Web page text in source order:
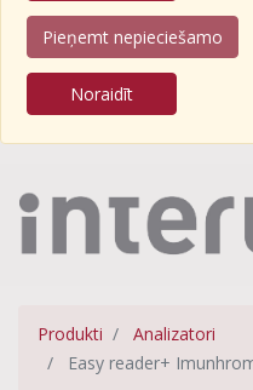
Pieņemt nepieciešamo
Noraidīt
Produkti
Analizatori
Easy reader+